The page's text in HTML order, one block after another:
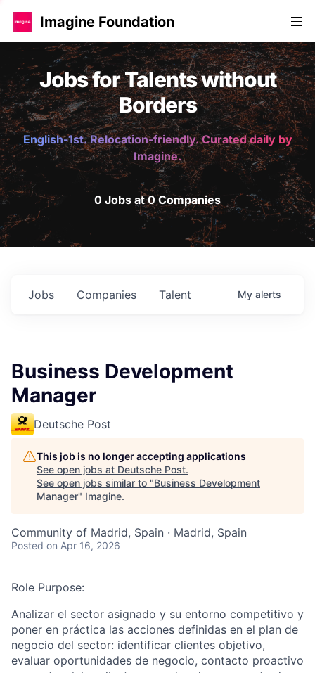
Imagine Foundation
Jobs for Talents without
Borders
English-1st. Relocation-friendly. Curated daily by
Imagine.
0 Jobs at 0 Companies
Jobs Companies Talent My alerts
Business Development
Manager
Deutsche Post
This job is no longer accepting applications
See open jobs at Deutsche Post.
See open jobs similar to "Business Development
Manager" Imagine.
Community of Madrid, Spain · Madrid, Spain
Posted on Apr 16, 2026
Role Purpose:
Analizar el sector asignado y su entorno competitivo y
poner en práctica las acciones definidas en el plan de
negocio del sector: identificar clientes objetivo,
evaluar oportunidades de negocio, contacto proactivo